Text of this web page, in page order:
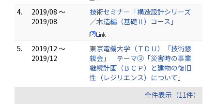
4.
2019/08 ～
2019/08
技術セミナー「構造設計シリーズ
／木造編（基礎Ⅱ）コース」
5.
2019/12 ～
2019/12
東京電機大学（ＴＤＵ）「技術懇
親会」 テーマ②「災害時の事業
継続計画（ＢＣＰ）と建物の復旧
性（レジリエンス）について」
全件表示（11件）